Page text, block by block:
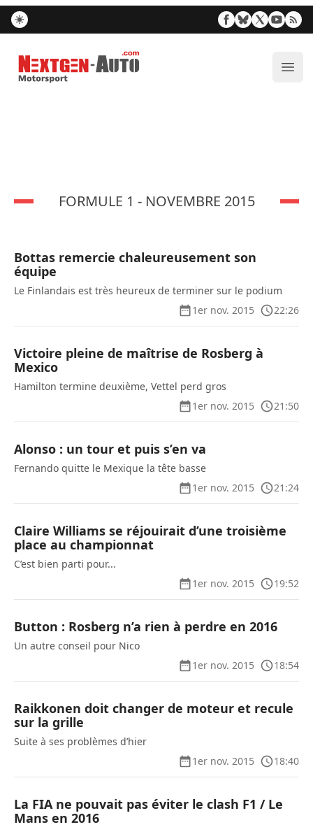
Nextgen-Auto.com
FORMULE 1 - NOVEMBRE 2015
Bottas remercie chaleureusement son
équipe
Le Finlandais est très heureux de terminer sur le podium
1er nov. 2015
22:26
Victoire pleine de maîtrise de Rosberg à
Mexico
Hamilton termine deuxième, Vettel perd gros
1er nov. 2015
21:50
Alonso : un tour et puis s’en va
Fernando quitte le Mexique la tête basse
1er nov. 2015
21:24
Claire Williams se réjouirait d’une troisième
place au championnat
C’est bien parti pour...
1er nov. 2015
19:52
Button : Rosberg n’a rien à perdre en 2016
Un autre conseil pour Nico
1er nov. 2015
18:54
Raikkonen doit changer de moteur et recule
sur la grille
Suite à ses problèmes d’hier
1er nov. 2015
18:40
La FIA ne pouvait pas éviter le clash F1 / Le
Mans en 2016